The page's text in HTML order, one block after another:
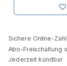
Sichere Online-
Abo-Freischaltung
Jederzeit kündbar